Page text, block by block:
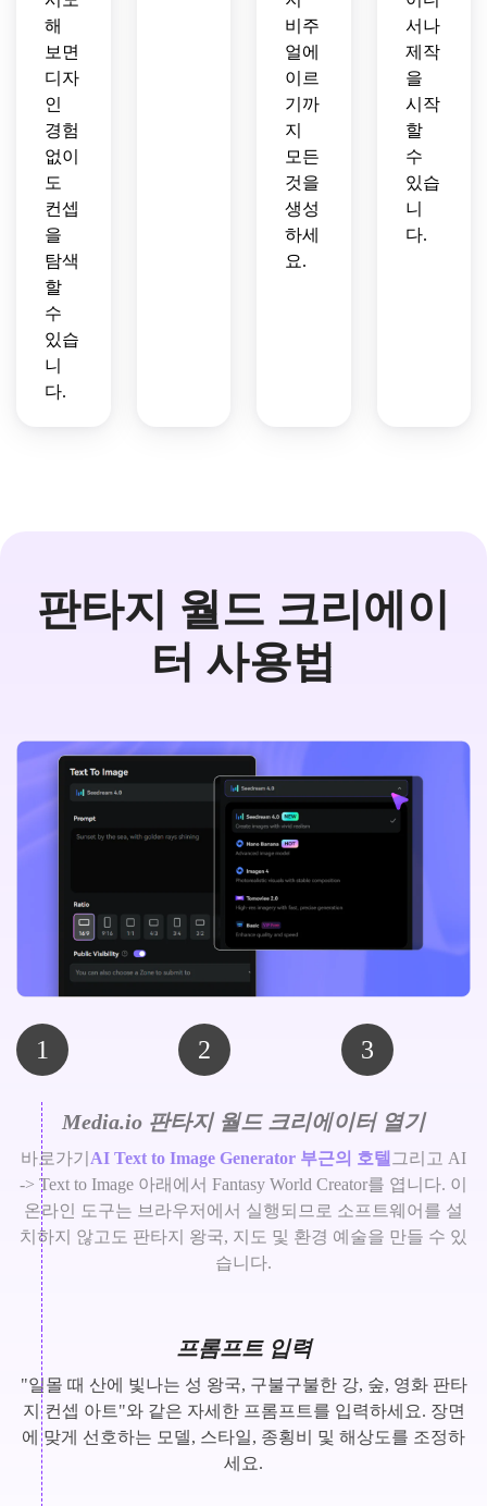
해
보면
디자
인
경험
없이
도
컨셉
을
탐색
할
수
있습
니
다.
비주
얼에
이르
기까
지
모든
것을
생성
하세
요.
서나
제작
을
시작
할
수
있습
니
다.
판타지 월드 크리에이
터 사용법
1 2 3
Media.io 판타지 월드 크리에이터 열기
바로가기 AI Text to Image Generator 부근의 호텔 그리고 AI
-> Text to Image 아래에서 Fantasy World Creator를 엽니다. 이
온라인 도구는 브라우저에서 실행되므로 소프트웨어를 설
치하지 않고도 판타지 왕국, 지도 및 환경 예술을 만들 수 있
습니다.
프롬프트 입력
"일몰 때 산에 빛나는 성 왕국, 구불구불한 강, 숲, 영화 판타
지 컨셉 아트"와 같은 자세한 프롬프트를 입력하세요. 장면
에 맞게 선호하는 모델, 스타일, 종횡비 및 해상도를 조정하
세요.